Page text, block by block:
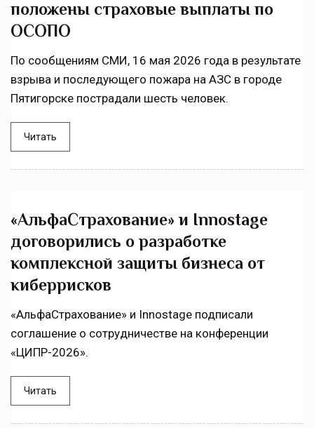
положены страховые выплаты по
ОСОПО
По сообщениям СМИ, 16 мая 2026 года в результате
взрыва и последующего пожара на АЗС в городе
Пятигорске пострадали шесть человек.
Читать
«АльфаСтрахование» и Innostage
договорились о разработке
комплексной защиты бизнеса от
киберрисков
«АльфаСтрахование» и Innostage подписали
соглашение о сотрудничестве на конференции
«ЦИПР-2026».
Читать